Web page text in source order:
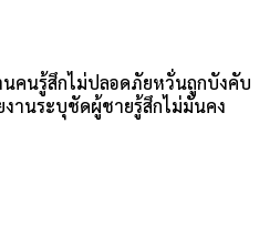
คนรู้สึกไม่ปลอดภัยหวั่นถูกบังคับ
งานระบุชัดผู้ชายรู้สึกไม่มั่นคง